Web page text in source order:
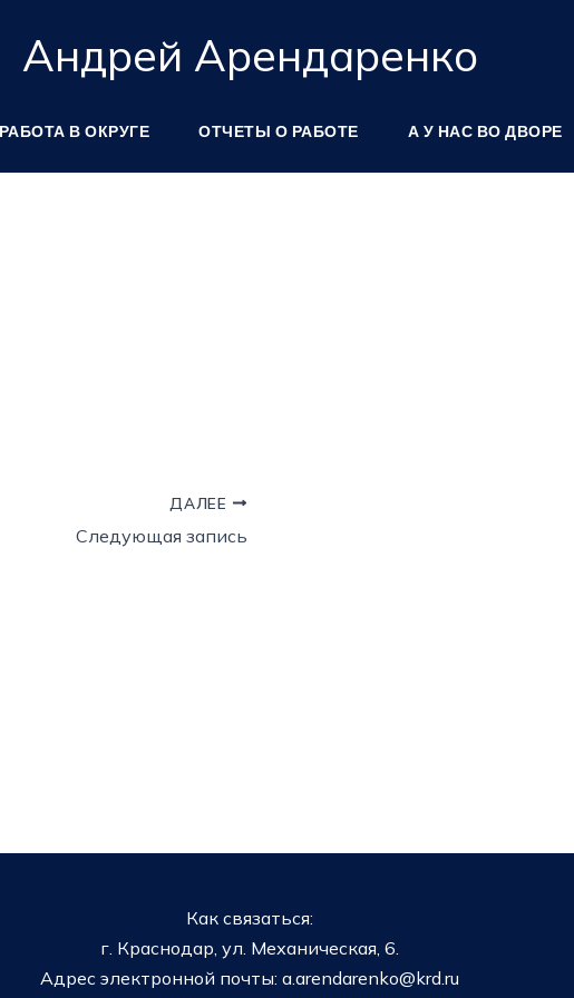
Андрей Арендаренко
РАБОТА В ОКРУГЕ ОТЧЕТЫ О РАБОТЕ А У НАС ВО ДВОРЕ
ДАЛЕЕ
Следующая запись
Как связаться:
г. Краснодар, ул. Механическая, 6.
Адрес электронной почты: a.arendarenko@krd.ru